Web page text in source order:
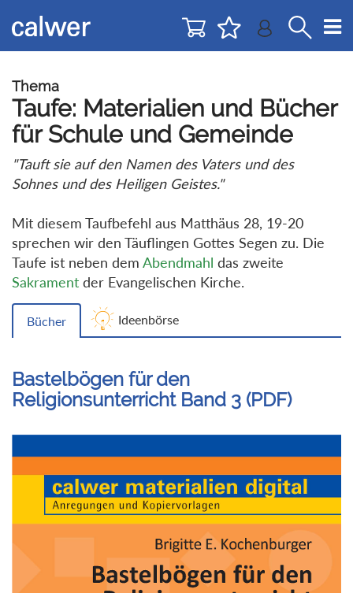
zur
Navigation
zum
Inhalt
Thema
Taufe: Materialien und Bücher
für Schule und Gemeinde
"Tauft sie auf den Namen des Vaters und des
Sohnes und des Heiligen Geistes."
Mit diesem Taufbefehl aus Matthäus 28, 19-20
sprechen wir den Täuflingen Gottes Segen zu. Die
Taufe ist neben dem Abendmahl das zweite
Sakrament der Evangelischen Kirche.
Bücher Ideenbörse
Bastelbögen für den
Religionsunterricht Band 3 (PDF)